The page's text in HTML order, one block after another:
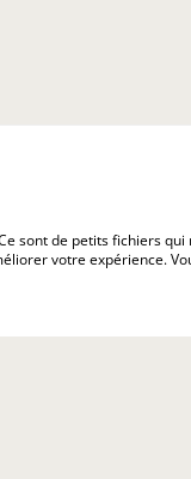
sont de petits fichiers
votre expérience.